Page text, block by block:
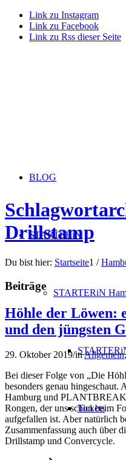
Link zu Instagram
Link zu Facebook
Link zu Rss dieser Seite
BLOG
STARTERiN
STARTERiN
Tickets
Drillstamp
Du bist hier: Startseite1 /
Beiträge
Höhle der Löwen:
und den jüngsten
29. Oktober 2019/inAllgemein
Bei dieser Folge von „Die
besonders genau hingeschaut.
Hamburg und
Rongen, der uns schon beim
aufgefallen ist. Aber natürlich
Zusammenfassung auch über
Drillstamp und Convercycle.